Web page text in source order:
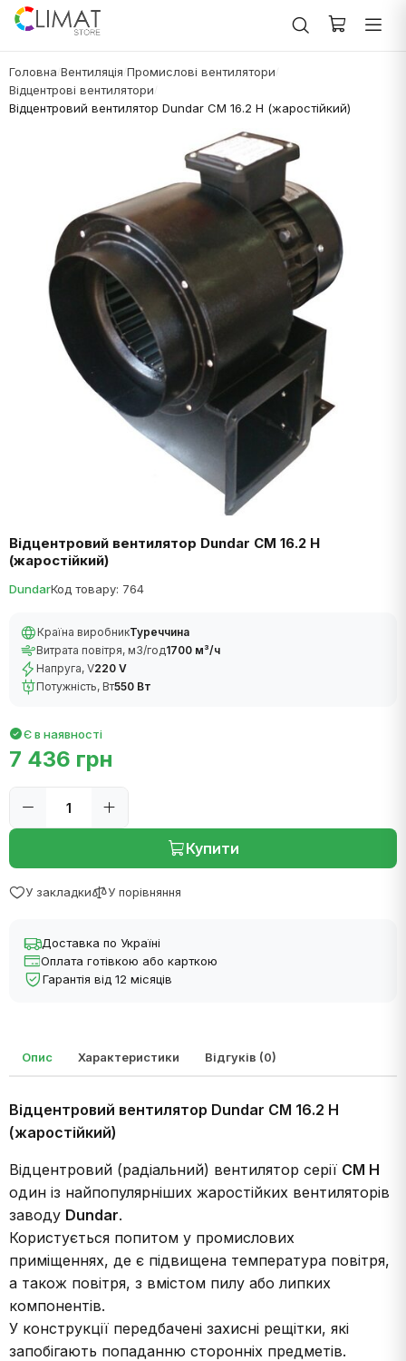
Головна Вентиляція Промислові вентилятори
Відцентрові вентилятори
Відцентровий вентилятор Dundar CM 16.2 H (жаростійкий)
Відцентровий вентилятор Dundar CM 16.2 H
(жаростійкий)
DundarКод товару: 764
Країна виробникТуреччина
Витрата повітря, м3/год1700 м³/ч
Напруга, V220 V
Потужність, Вт550 Вт
Є в наявності
7 436 грн
Купити
У закладки У порівняння
Доставка по Україні
Оплата готівкою або карткою
Гарантія від 12 місяців
Опис Характеристики Відгуків (0)
Відцентровий вентилятор Dundar CM 16.2 H
(жаростійкий)
Відцентровий (радіальний) вентилятор серії CM H
один із найпопулярніших жаростійких вентиляторів
заводу Dundar.
Користується попитом у промислових
приміщеннях, де є підвищена температура повітря,
а також повітря, з вмістом пилу або липких
компонентів.
У конструкції передбачені захисні рещітки, які
запобігають попаданню сторонніх предметів.